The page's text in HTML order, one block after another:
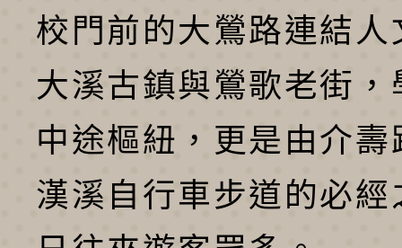
校門前的大鶯路連結人
大溪古鎮與鶯歌老街，
中途樞紐，更是由介壽
漢溪自行車步道的必經